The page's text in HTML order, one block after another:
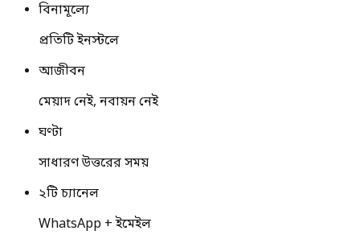
বিনামূল্যে
প্রতিটি ইনস্টলে
আজীবন
মেয়াদ নেই, নবায়ন নেই
ঘণ্টা
সাধারণ উত্তরের সময়
২টি চ্যানেল
WhatsApp + ইমেইল